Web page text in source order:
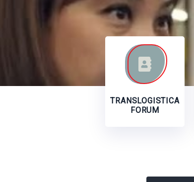
TRANSLOGISTICA
FORUM